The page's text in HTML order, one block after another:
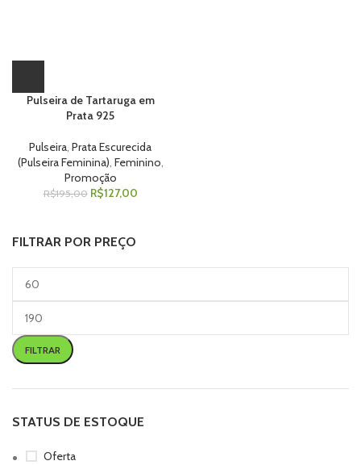
FILTRAR POR PREÇO
FILTRAR
STATUS DE ESTOQUE
Oferta
Pulseira de Tartaruga em
Prata 925
Pulseira, Prata Escurecida
(Pulseira Feminina), Feminino,
Promoção
R$195,00 R$127,00